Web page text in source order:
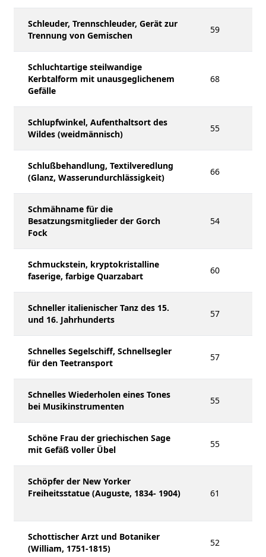
Schleuder, Trennschleuder, Gerät zur
Trennung von Gemischen
59
Schluchtartige steilwandige
Kerbtalform mit unausgeglichenem
Gefälle
68
Schlupfwinkel, Aufenthaltsort des
Wildes (weidmännisch)
55
Schlußbehandlung, Textilveredlung
(Glanz, Wasserundurchlässigkeit)
66
Schmähname für die
Besatzungsmitglieder der Gorch
Fock
54
Schmuckstein, kryptokristalline
faserige, farbige Quarzabart
60
Schneller italienischer Tanz des 15.
und 16. Jahrhunderts
57
Schnelles Segelschiff, Schnellsegler
für den Teetransport
57
Schnelles Wiederholen eines Tones
bei Musikinstrumenten
55
Schöne Frau der griechischen Sage
mit Gefäß voller Übel
55
Schöpfer der New Yorker
Freiheitsstatue (Auguste, 1834- 1904)
61
Schottischer Arzt und Botaniker
(William, 1751-1815)
52